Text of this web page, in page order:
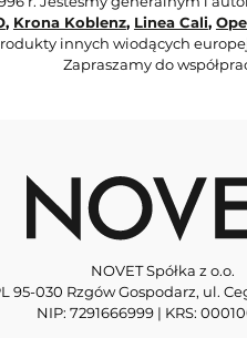
, Krona Koblenz, Linea Cali,
innych wiodących
Zapraszamy do
NOVET Spółka z o.o.
95-030 Rzgów Gospodarz, ul.
NIP: 7291666999 | KRS: